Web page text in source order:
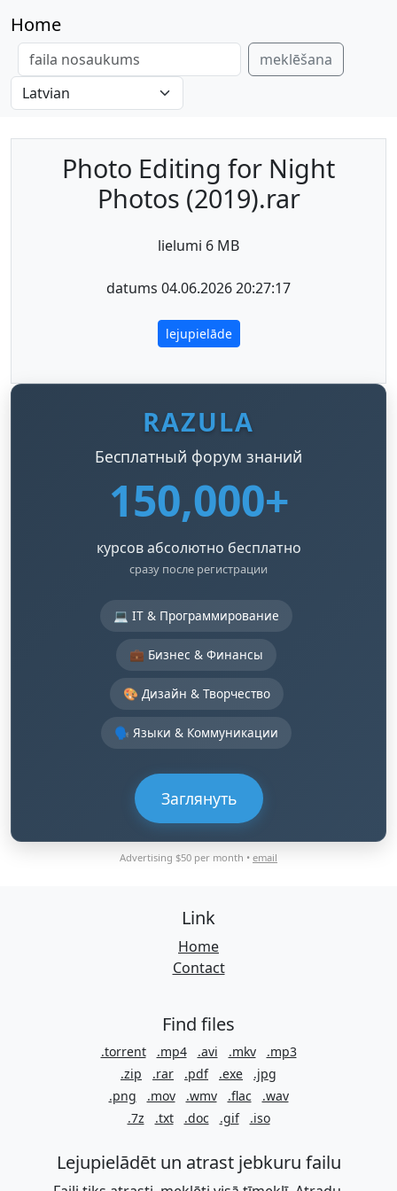
Home
meklēšana
Photo Editing for Night
Photos (2019).rar
lielumi 6 MB
datums 04.06.2026 20:27:17
lejupielāde
RAZULA
Бесплатный форум знаний
150,000+
курсов абсолютно бесплатно
сразу после регистрации
💻 IT & Программирование
💼 Бизнес & Финансы
🎨 Дизайн & Творчество
🗣️ Языки & Коммуникации
Заглянуть
Advertising $50 per month • email
Link
Home
Contact
Find files
.torrent .mp4 .avi .mkv
.mp3
.zip
.rar .pdf .exe
.jpg
.png
.mov .wmv .flac
.wav
.7z
.txt .doc .gif .iso
Lejupielādēt un atrast jebkuru failu